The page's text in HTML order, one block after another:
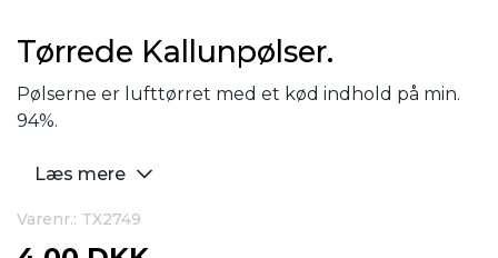
Tørrede Kallunpølser.
Pølserne er lufttørret med et kød indhold på min.
94%.
Læs mere
Varenr.: TX2749